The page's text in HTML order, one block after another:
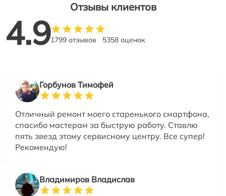
Отзывы клиентов
4.91799 отзывов 5358 оценок
Горбунов Тимофей
Отличный ремонт моего старенького смартфона,
спасибо мастерам за быструю работу. Ставлю
пять звезд этому сервисному центру. Все супер!
Рекомендую!
Владимиров Владислав